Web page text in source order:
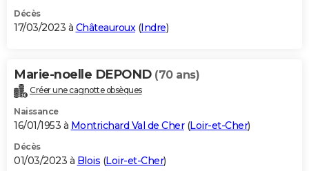
Décès
17/03/2023 à Châteauroux(Indre)
Marie-noelle DEPOND (70 ans)
Créer une cagnotte obsèques
Naissance
16/01/1953 à Montrichard Val de Cher(Loir-et-Cher)
Décès
01/03/2023 à Blois (Loir-et-Cher)